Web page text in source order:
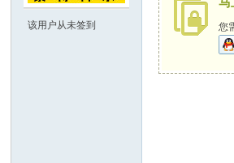
该用户从未签到 您